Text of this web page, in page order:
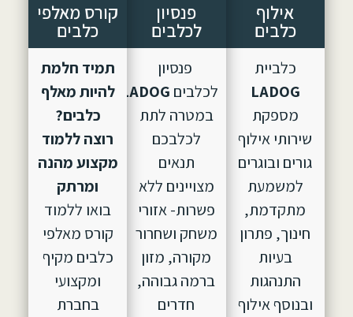
אילוף
כלבים
כלביית
LADOG
מספקת
שירותי אילוף
גורים ובוגרים
למשמעת
מתקדמת,
חינוך, פתרון
בעיות
התנהגות
ובנוסף אילוף
פנסיון
לכלבים
פנסיון
לכלבים LADOG, הוקם
במטרה לתת
לכלבכם
תנאים
מצויינים ללא
פשרות- אזורי
משחק ושחרור
מקורה, מזון
ברמה גבוהה,
חדרים
קורס מאלפי
כלבים
תמיד חלמת
להיות מאלף
כלבים?
רוצה ללמוד
מקצוע מהנה
ומרתק
בואו ללמוד
קורס מאלפי
כלבים מקיף
ומקצועי
בחברת